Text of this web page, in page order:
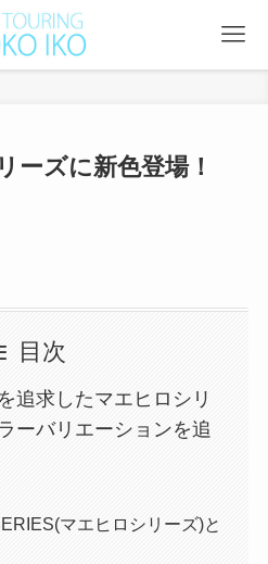
ーズに新色登場！
目次
追求したマエヒロシリ
ーバリエーションを追
マエヒロシリーズ)と